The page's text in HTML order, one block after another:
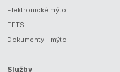
Elektronické mýto
EETS
Dokumenty - mýto
Služby